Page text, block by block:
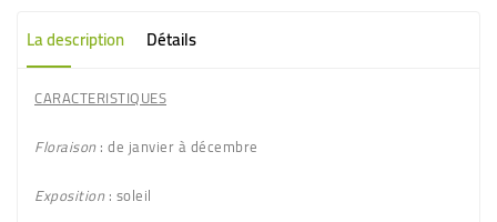
La description Détails
CARACTERISTIQUES
Floraison: de janvier à décembre
Exposition: soleil